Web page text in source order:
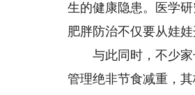
生的健康隐患。医学
肥胖防治不仅要从娃
与此同时，不少家
管理绝非节食减重，